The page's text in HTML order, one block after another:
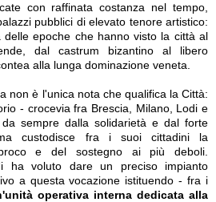
con raffinata costanza nel tempo,
pubblici di elevato tenore artistico:
epoche che hanno visto la città al
dal castrum bizantino al libero
alla lunga dominazione veneta.
non è l'unica nota che qualifica la Città:
- crocevia fra Brescia, Milano, Lodi e
sempre dalla solidarietà e dal forte
custodisce fra i suoi cittadini la
e del sostegno ai più deboli.
ha voluto dare un preciso impianto
a questa vocazione istituendo - fra i
operativa interna dedicata alla